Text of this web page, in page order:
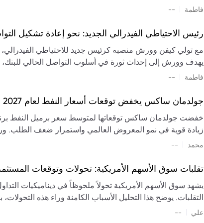
تشكيل تقييم الصناعة، مع توقعات بارتفاع مستمر في الأسعار
فاطمة --
رئيس الاحتياطي الفيدرالي الجديد: نحو إعادة تشكيل
مع تولي كيفن وورش منصبه كرئيس جديد للاحتياطي الفيدرالي،
يهدف وورش إلى إحداث ثورة في أسلوب التواصل الحالي للبنك،
السياسة ويمنح البنك المركزي دوراً مبالغاً فيه. يسعى إلى
فاطمة --
جولدمان ساكس يخفض توقعات أسعار النفط لعام 2027 وسط تغيرات في العرض والطلب
زيادة قوية في نمو المعروض العالمي واستمرار ضعف الطلب.
العالمية في الربع الثاني
سابقًا. من المتوقع عودة صادرات دول الخليج إلى طبيعتها
عدم اليقين الجيوسياسي يمكن أن يؤدي إلى تقلبات سعرية
استمرار الاضطرابات، وسيناريوهات لانخفاض الأسعار في
إضافي.
محمد --
تقلبات سوق الأسهم الأمريكية: تحولات وتوقعات
يشهد سوق الأسهم الأمريكية تحولاً ملحوظاً في ديناميكيات
التقلبات. يوضح هذا التحليل الأسباب الكامنة وراء هذه
علي --